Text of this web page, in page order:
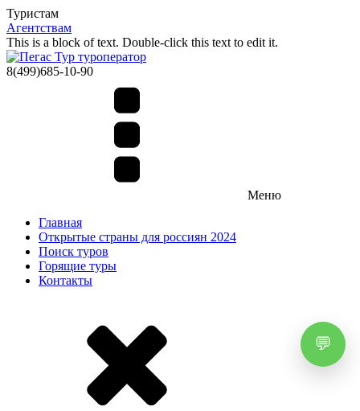
Туристам
Агентствам
This is a block of text. Double-click this text to edit it.
8(499)685-10-90
Меню
Главная
Открытые страны для россиян 2024
Поиск туров
Горящие туры
Контакты